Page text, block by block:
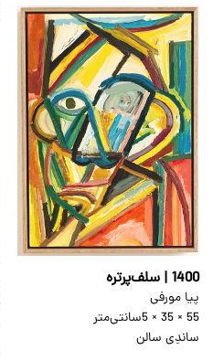
1400 | سلف‌پرتره
پیا مورفی
55 × 35 × 5
سانتی‌متر
ساندِی سالن